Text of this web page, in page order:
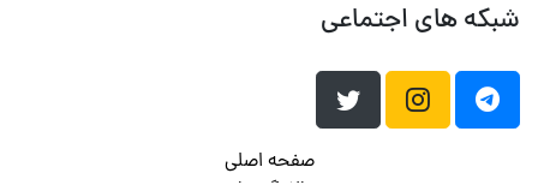
شبکه های اجتماعی
صفحه اصلی